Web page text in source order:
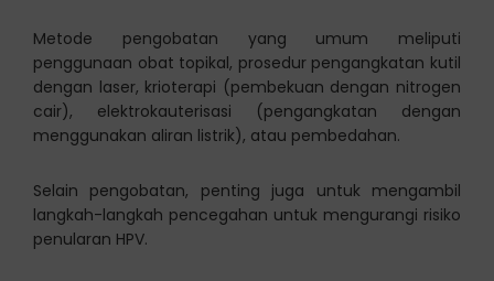
Metode pengobatan yang umum meliputi
penggunaan obat topikal, prosedur pengangkatan kutil
dengan laser, krioterapi (pembekuan dengan nitrogen
cair), elektrokauterisasi (pengangkatan dengan
menggunakan aliran listrik), atau pembedahan.
Selain pengobatan, penting juga untuk mengambil
langkah-langkah pencegahan untuk mengurangi risiko
penularan HPV.